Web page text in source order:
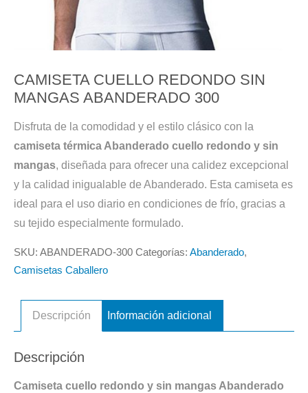
CAMISETA CUELLO REDONDO SIN
MANGAS ABANDERADO 300
Disfruta de la comodidad y el estilo clásico con la
camiseta térmica Abanderado cuello redondo y sin
mangas, diseñada para ofrecer una calidez excepcional
y la calidad inigualable de Abanderado. Esta camiseta es
ideal para el uso diario en condiciones de frío, gracias a
su tejido especialmente formulado.
SKU: ABANDERADO-300 Categorías: Abanderado,
Camisetas Caballero
Descripción Información adicional
Descripción
Camiseta cuello redondo y sin mangas Abanderado